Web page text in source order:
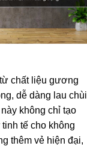
chất liệu gương
dễ dàng lau chùi
không chỉ tạo
tế cho không
thêm vẻ hiện đại,